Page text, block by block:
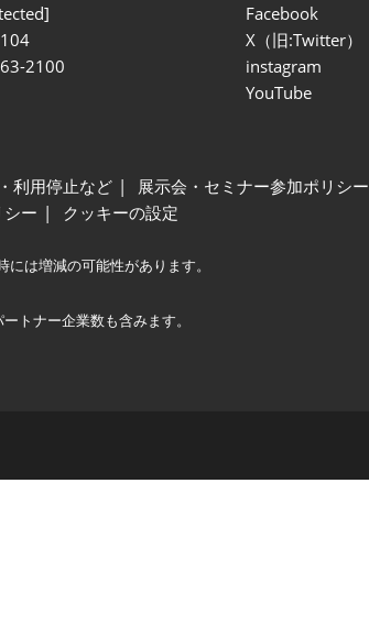
2100
Facebook
X（旧:Twitter）
instagram
YouTube
利用停止など 展示会・セミナー参加ポリシー
シー クッキーの設定
は増減の可能性があります。
トナー企業数も含みます。